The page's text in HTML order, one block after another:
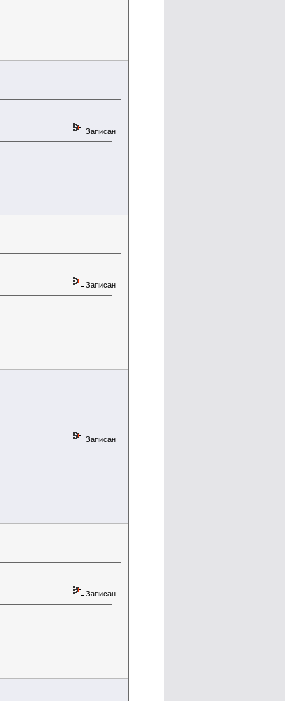
Записан
Записан
Записан
Записан